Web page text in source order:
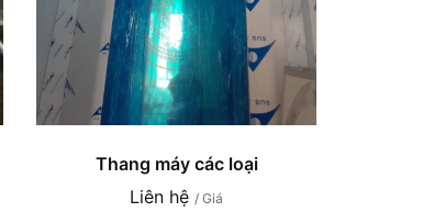
Thang máy các loại
Liên hệ / Giá